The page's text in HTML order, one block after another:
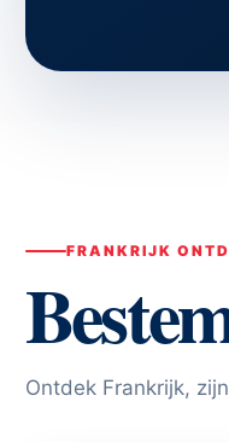
FRANKRIJK
Ontdek Frankrijk,